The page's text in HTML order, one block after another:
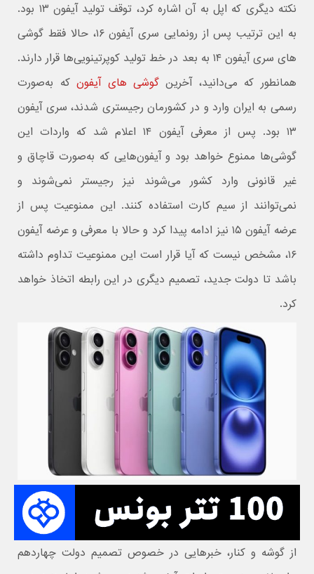
نکته دیگری که اپل به آن اشاره کرد، توقف تولید آیفون ۱۳ بود.
به این ترتیب پس از رونمایی سری آیفون ۱۶، حالا فقط گوشی
های سری آیفون ۱۴ به بعد در خط تولید کوپرتینویی‌ها قرار دارند.
همانطور که می‌دانید، آخرین گوشی های آیفونکه به‌صورت
رسمی به ایران وارد و در کشورمان رجیستری شدند، سری آیفون
۱۳ بود. پس از معرفی آیفون ۱۴ اعلام شد که واردات این
گوشی‌ها ممنوع خواهد بود و آیفون‌هایی که به‌صورت قاچاق و
غیر قانونی وارد کشور می‌شوند نیز رجیستر نمی‌شوند و
نمی‌توانند از سیم کارت استفاده کنند. این ممنوعیت پس از
عرضه آیفون ۱۵ نیز ادامه پیدا کرد و حالا با معرفی و عرضه آیفون
۱۶، مشخص نیست که آیا قرار است این ممنوعیت تداوم داشته
باشد تا دولت جدید، تصمیم دیگری در این رابطه اتخاذ خواهد
کرد.
از گوشه و کنار، خبرهایی در خصوص تصمیم دولت چهاردهم